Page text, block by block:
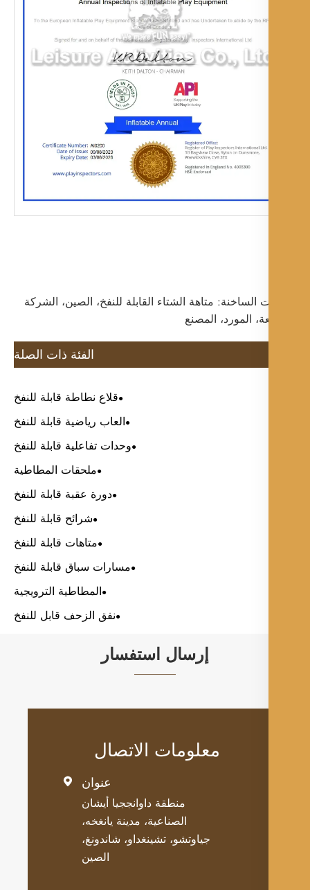
الساخنة: متاهة الشتاء القابلة للنفخ، الصين، الشركة
المورد، المصنع
الفئة ذات الصلة
قلاع نطاطة قابلة للنفخ
العاب رياضية قابلة للنفخ
وحدات تفاعلية قابلة للنفخ
ملحقات المطاطية
دورة عقبة قابلة للنفخ
شرائح قابلة للنفخ
متاهات قابلة للنفخ
مسارات سباق قابلة للنفخ
المطاطية الترويجية
نفق الزحف قابل للنفخ
إرسال استفسار
معلومات الاتصال

منطقة داوانججيا أيشان
الصناعية، مدينة يانغخه،
جياوتشو، تشينغداو، شاندونغ،